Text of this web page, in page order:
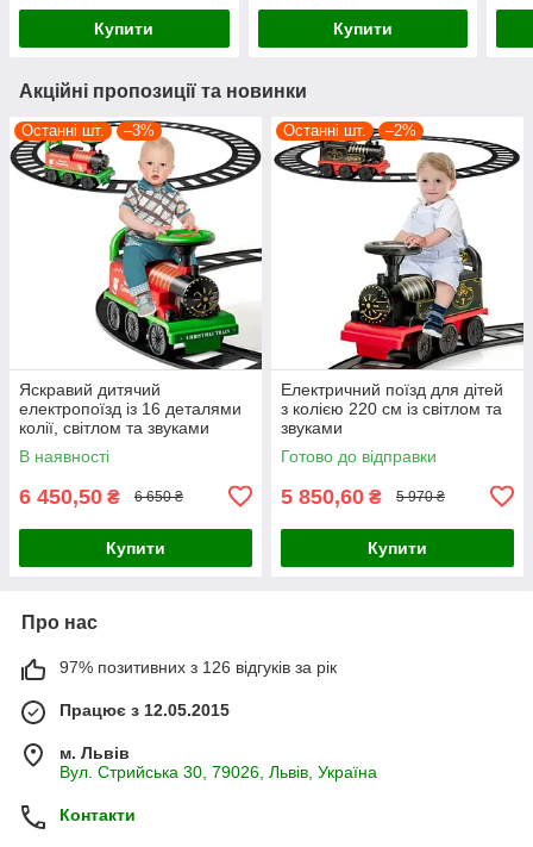
Купити Купити
Акційні пропозиції та новинки
Останні шт. –3%
Яскравий дитячий
електропоїзд із 16 деталями
колії, світлом та звуками
В наявності
6 450,50 ₴ 6 650 ₴
Купити
Останні шт. –2%
Електричний поїзд для дітей
з колією 220 см із світлом та
звуками
Готово до відправки
5 850,60 ₴ 5 970 ₴
Купити
Про нас
97% позитивних з 126 відгуків за рік
Працює з 12.05.2015
м. Львів
Вул. Стрийська 30, 79026, Львів, Україна
Контакти